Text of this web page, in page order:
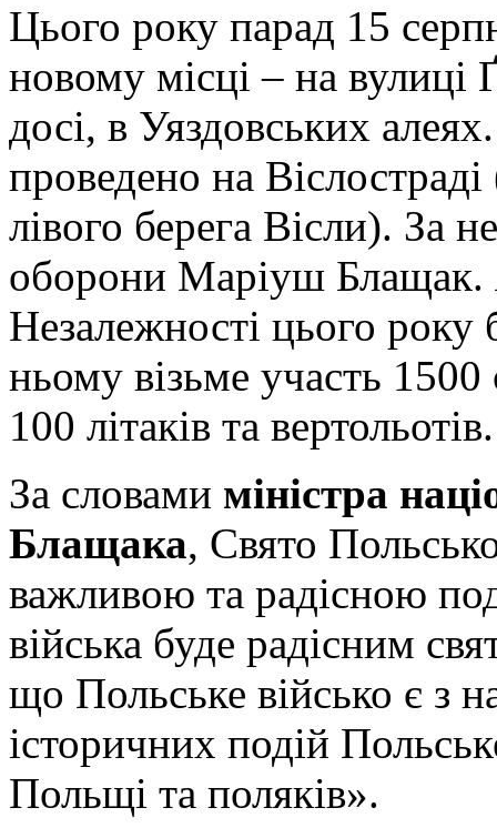
Цього року парад 15
новому місці – на вулиці
досі, в Уяздовських
проведено на
лівого берега Вісли). За
оборони Маріуш Блащак.
Незалежності цього
ньому візьме участь
100 літаків та вертольотів.
За словами міністра
Блащака, Свято
важливою та радісною
війська буде радісним
що Польське військо є з
історичних подій
Польщі та поляків».